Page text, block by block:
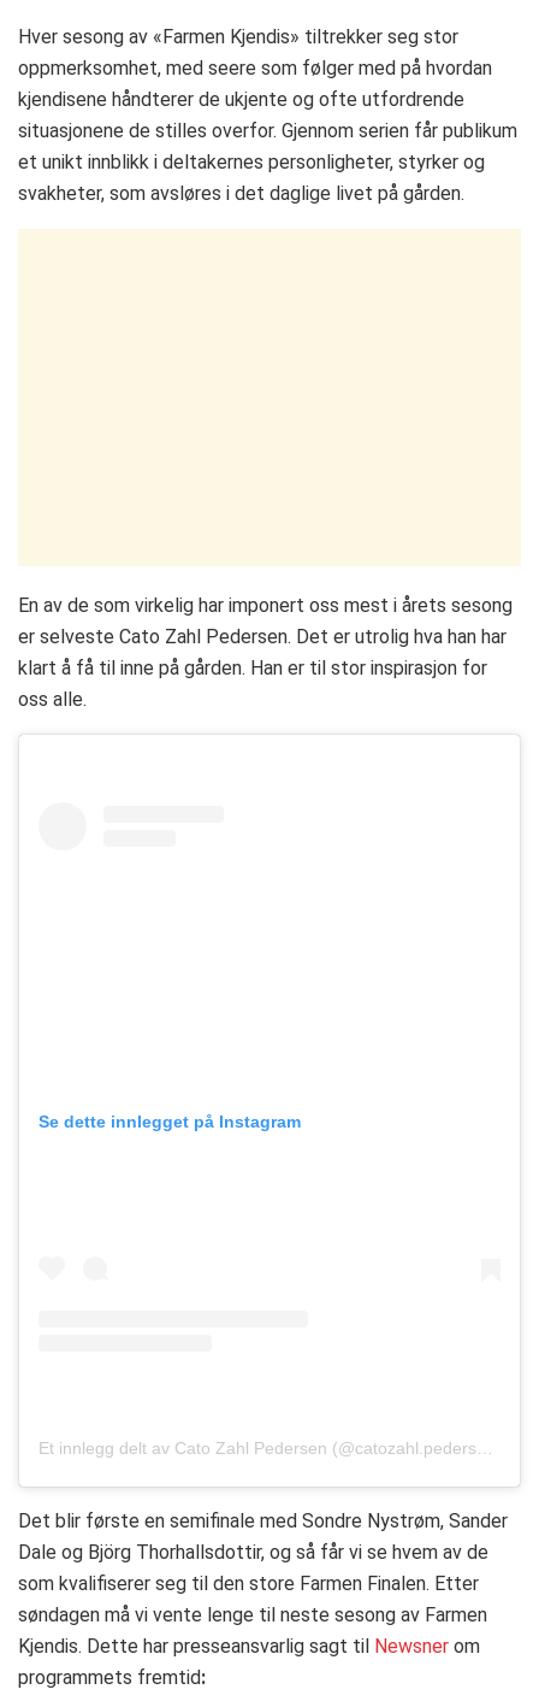
Hver sesong av «Farmen Kjendis» tiltrekker seg stor
oppmerksomhet, med seere som følger med på hvordan
kjendisene håndterer de ukjente og ofte utfordrende
situasjonene de stilles overfor. Gjennom serien får publikum
et unikt innblikk i deltakernes personligheter, styrker og
svakheter, som avsløres i det daglige livet på gården.
En av de som virkelig har imponert oss mest i årets sesong
er selveste Cato Zahl Pedersen. Det er utrolig hva han har
klart å få til inne på gården. Han er til stor inspirasjon for
oss alle.
Se dette innlegget på Instagram
Det blir første en semifinale med Sondre Nystrøm, Sander
Dale og Björg Thorhallsdottir, og så får vi se hvem av de
som kvalifiserer seg til den store Farmen Finalen. Etter
søndagen må vi vente lenge til neste sesong av Farmen
Kjendis. Dette har presseansvarlig sagt til Newsner om
programmets fremtid: